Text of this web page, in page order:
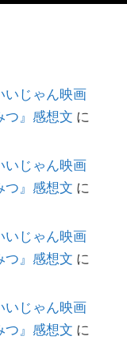
いじゃん映画
』感想文 に
いじゃん映画
』感想文 に
いじゃん映画
』感想文 に
いじゃん映画
』感想文 に